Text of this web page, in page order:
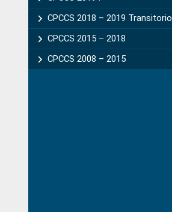
CPCCS 2018 – 2019 Transitorio
CPCCS 2015 – 2018
CPCCS 2008 – 2015